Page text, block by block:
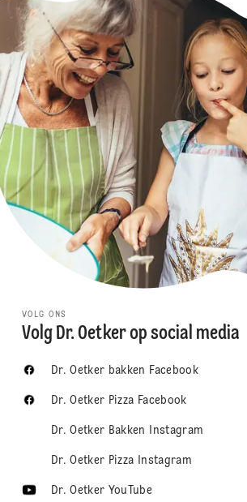
VOLG ONS
Volg Dr. Oetker op social media
Dr. Oetker bakken Facebook
Dr. Oetker Pizza Facebook
Dr. Oetker Bakken Instagram
Dr. Oetker Pizza Instagram
Dr. Oetker YouTube